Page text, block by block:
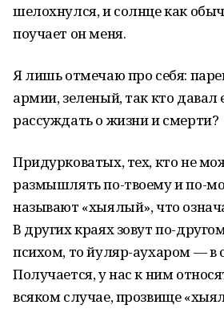
шелохнулся, и солнце как
поучает он меня.
Я лишь отмечаю про себя:
армии, зеленый, так кто давал
рассуждать о жизни и смерти?
Придурковатых, тех, кто не
размышлять по-твоему и по-
называют «хыялый», что
В других краях зовут по-
психом, то йуляр-аухаром — в
Получается, у нас к ним
всяком случае, прозвище